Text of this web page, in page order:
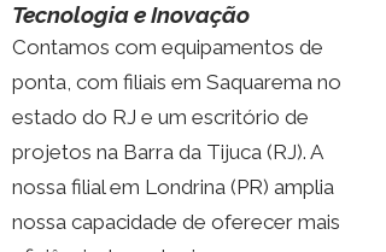
Tecnologia e Inovação
Contamos com equipamentos de
ponta, com filiais em Saquarema no
estado do RJ e um escritório de
projetos na Barra da Tijuca (RJ). A
nossa filial em Londrina (PR) amplia
nossa capacidade de oferecer mais